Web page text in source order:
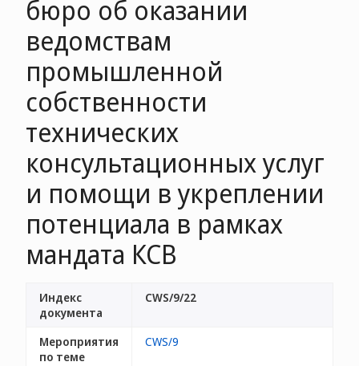
бюро об оказании
ведомствам
промышленной
собственности
технических
консультационных услуг
и помощи в укреплении
потенциала в рамках
мандата КСВ
Индекс
документа
CWS/9/22
Мероприятия
по теме
CWS/9